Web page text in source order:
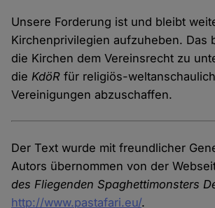
Unsere Forderung ist und bleibt
Kirchenprivilegien aufzuheben. Das
die Kirchen dem Vereinsrecht zu
dieKdöR für religiös-
Vereinigungen abzuschaffen.
Der Text wurde mit freundlicher
Autors übernommen von der
des Fliegenden Spaghettimonsters
http://www.pastafari.eu/.